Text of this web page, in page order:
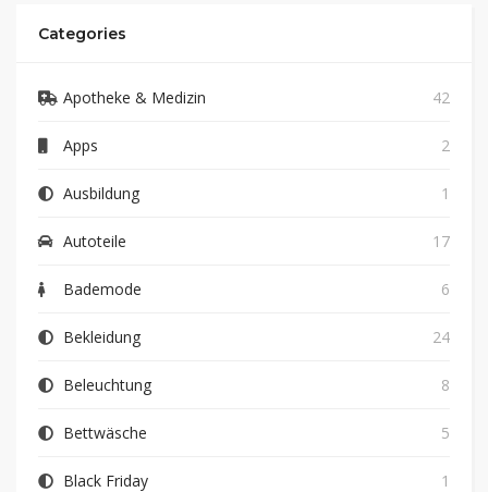
Categories
Apotheke & Medizin 42
Apps 2
Ausbildung 1
Autoteile 17
Bademode 6
Bekleidung 24
Beleuchtung 8
Bettwäsche 5
Black Friday 1